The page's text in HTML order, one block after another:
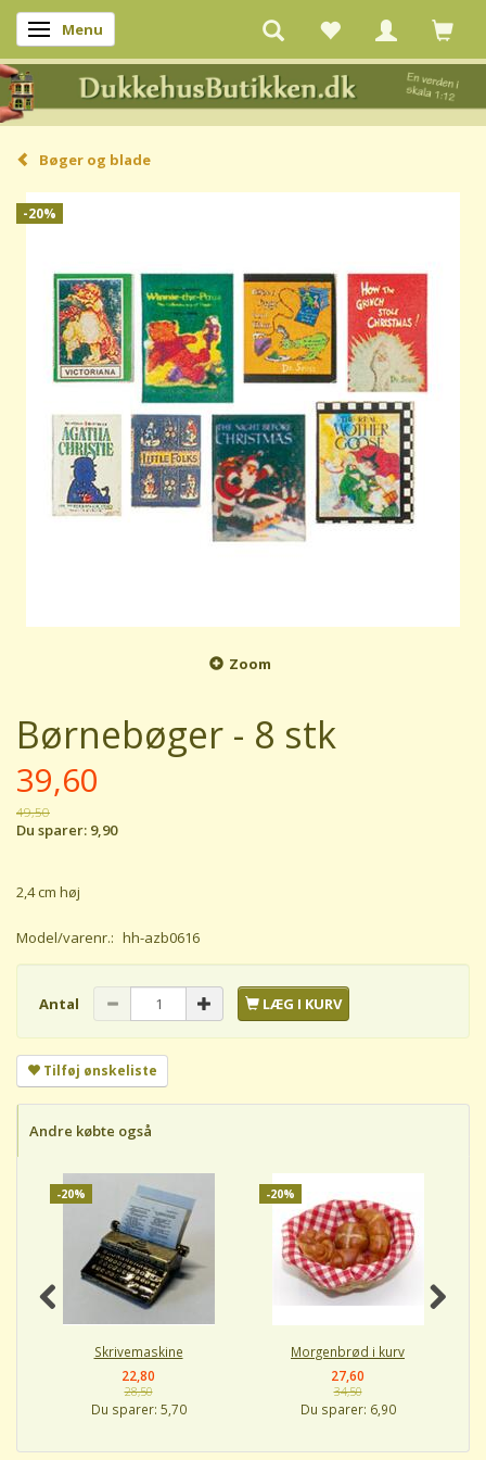
Skifte navigation
Menu
Bøger og blade
-20%
Zoom
Børnebøger - 8 stk
39,60
49,50
Du sparer: 9,90
2,4 cm høj
Model/varenr.: hh-azb0616
Antal LÆG I KURV
Tilføj ønskeliste
Andre købte også
-20%
Skrivemaskine
22,80
28,50
Du sparer: 5,70
-20%
Morgenbrød i kurv
27,60
34,50
Du sparer: 6,90